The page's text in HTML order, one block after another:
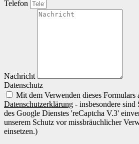
Telefon
Nachricht
Datenschutz
Mit dem Verwenden dieses Formulars
Datenschutzerklärung - insbesondere
des Google Dienstes 'reCaptcha V.3'
unserem Schutz vor missbräuchlicher
einsetzen.)